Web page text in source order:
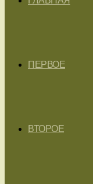
ПЕРВОЕ
ВТОРОЕ